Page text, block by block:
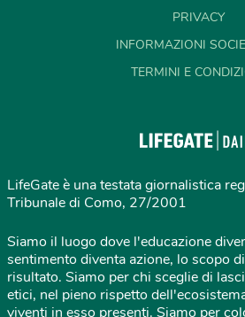
PRIVACY
INFORMAZIONI
TERMINI E
LifeGate è una testata giornalistica
Tribunale di Como, 27/2001
Siamo il luogo dove l'educazione
sentimento diventa azione, lo scopo
risultato. Siamo per chi sceglie di
etici, nel pieno rispetto
viventi in esso presenti. Siamo per